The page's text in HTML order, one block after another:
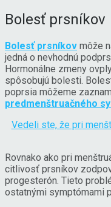
Bolesť prsníkov
Bolesť prsníkov môže
jedná o nevhodnú
Hormonálne zmeny
spôsobujú bolesti.
poprsia môžeme
predmenštruačného
Vedeli ste, že pri
Rovnako ako pri
citlivosť prsníkov
progesterón. Tieto
ostatnými symptómami